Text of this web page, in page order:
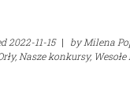
2022-11-15 | byMilena
Nasze konkursy,